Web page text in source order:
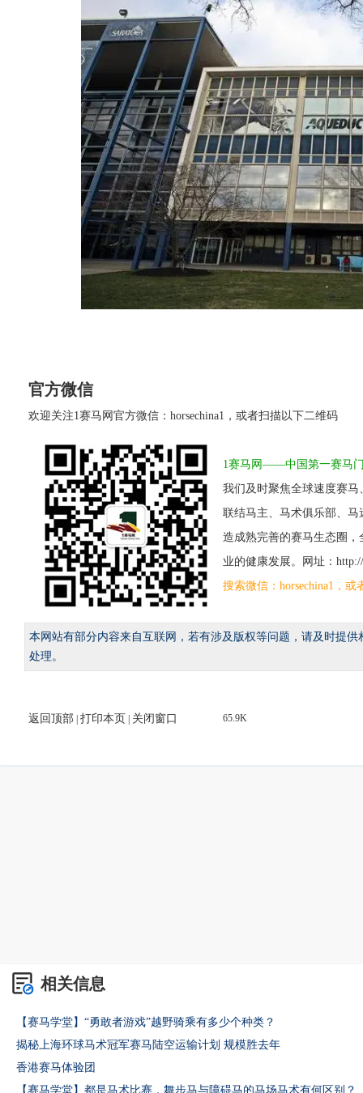
官方微信
欢迎关注1赛马网官方微信：horsechina1，或者扫描以下二维码
1赛马网——中国第一赛马
我们及时聚焦全球速度赛
联结马主、马术俱乐部、
造成熟完善的赛马生态圈
业的健康发展。网址：http://
搜索微信：horsechina1，
本网站有部分内容来自互联网，若有涉及版权等问题，请及时提
处理。
返回顶部 打印本页 关闭窗口 65.9K
相关信息
【赛马学堂】“勇敢者游戏”越野骑乘有多少个种类？
揭秘上海环球马术冠军赛马陆空运输计划 规模胜去年
香港赛马体验团
【赛马学堂】都是马术比赛，舞步马与障碍马的马场马术有何区别？